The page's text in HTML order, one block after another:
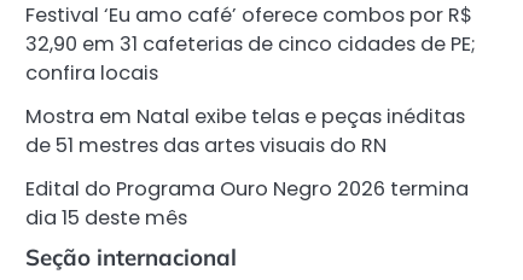
Festival ‘Eu amo café’ oferece combos por R$
32,90 em 31 cafeterias de cinco cidades de PE;
confira locais
Mostra em Natal exibe telas e peças inéditas
de 51 mestres das artes visuais do RN
Edital do Programa Ouro Negro 2026 termina
dia 15 deste mês
Seção internacional